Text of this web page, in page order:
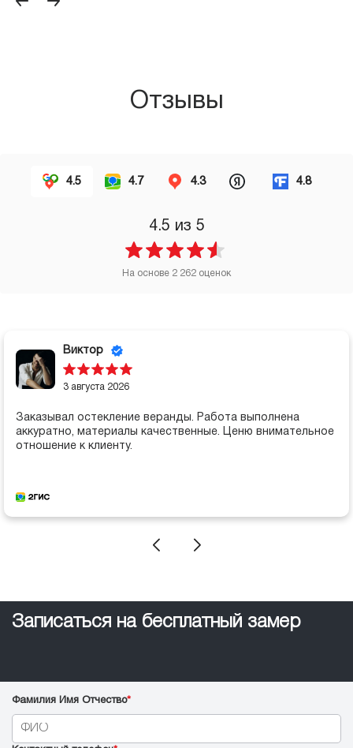
Отзывы
4.5 4.7 4.3 4.8
4.5 из 5
На основе 2 262 оценок
Виктор
3 августа 2026
Заказывал остекление веранды. Работа выполнена
аккуратно, материалы качественные. Ценю внимательное
отношение к клиенту.
Записаться на бесплатный замер
Фамилия Имя Отчество*